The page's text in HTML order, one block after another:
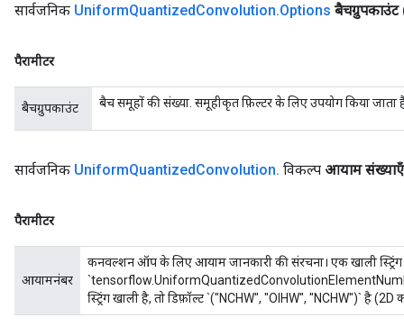
सार्वजनिक UniformQuantizedConvolution.Options बैचग्रुपकाउंट
पैरामीटर
बैचग्रुपकाउंट बैच समूहों की संख्या. समूहीकृत फ़िल्टर के लिए उपयोग किया
सार्वजनिक UniformQuantizedConvolution. विकल्प आयाम संख्याएँ
पैरामीटर
आयामनंबर
कनवल्शन ऑप के लिए आयाम जानकारी की संरचना। एक खाली स्ट्रिंग
स्ट्रिंग खाली है, तो डिफ़ॉल्ट `("NCHW", "OIHW", "NCHW")` है